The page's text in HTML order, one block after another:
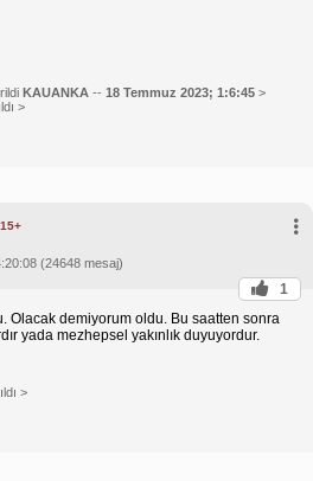
KAUANKA -- 18 Temmuz 2023; 1:6:45 >
>
15+
(24648 mesaj)
1
Olacak demiyorum oldu. Bu saatten sonra
yada mezhepsel yakınlık duyuyordur.
>